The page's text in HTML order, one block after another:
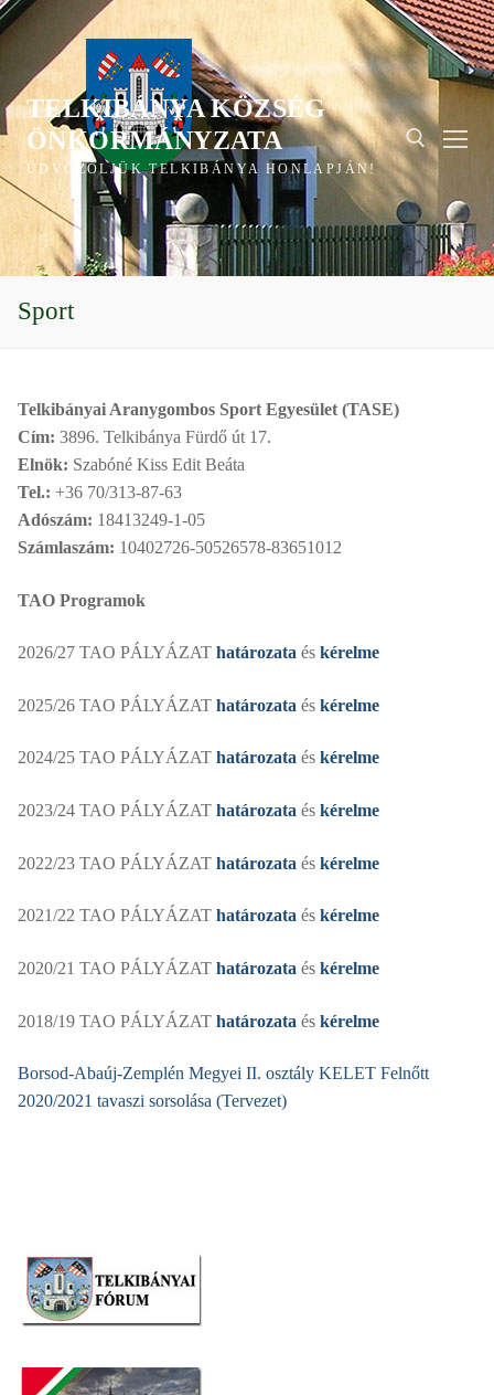
Ugrás
a
tartalomra
TELKIBÁNYA KÖZSÉG
ÖNKORMÁNYZATA
ÜDVÖZÖLJÜK TELKIBÁNYA HONLAPJÁN!
Keresése:
Sport
Telkibányai Aranygombos Sport Egyesület (TASE)
Cím: 3896. Telkibánya Fürdő út 17.
Elnök: Szabóné Kiss Edit Beáta
Tel.: +36 70/313-87-63
Adószám: 18413249-1-05
Számlaszám: 10402726-50526578-83651012
TAO Programok
2026/27 TAO PÁLYÁZAT határozata és kérelme
2025/26 TAO PÁLYÁZAT határozata és kérelme
2024/25 TAO PÁLYÁZAT határozata és kérelme
2023/24 TAO PÁLYÁZAT határozata és kérelme
2022/23 TAO PÁLYÁZAT határozata és kérelme
2021/22 TAO PÁLYÁZAT határozata és kérelme
2020/21 TAO PÁLYÁZAT határozata és kérelme
2018/19 TAO PÁLYÁZAT határozata és kérelme
Borsod-Abaúj-Zemplén Megyei II. osztály KELET Felnőtt
2020/2021 tavaszi sorsolása (Tervezet)